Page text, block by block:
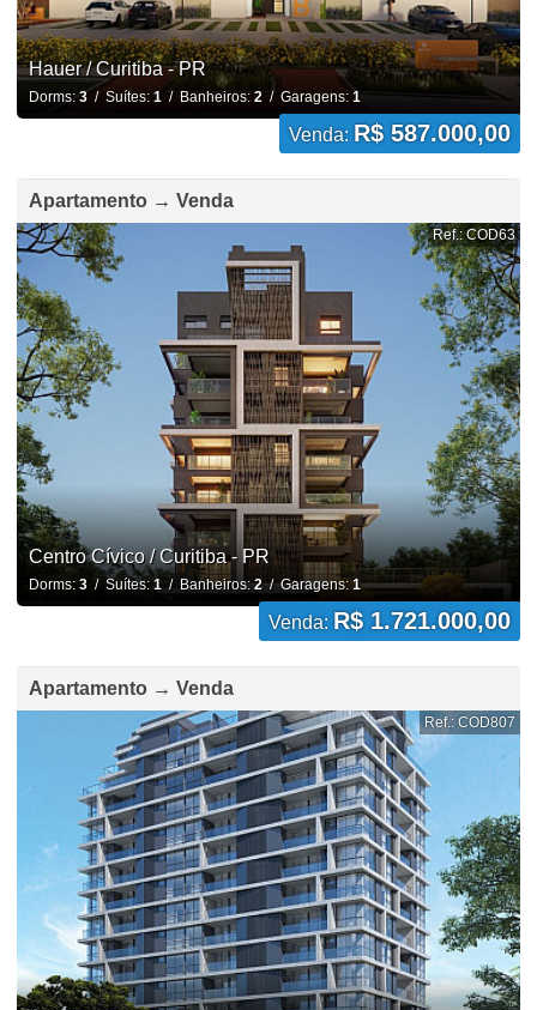
Hauer / Curitiba - PR
Dorms:3/ Suítes: 1/ Banheiros: 2/ Garagens: 1
Venda: R$ 587.000,00
Apartamento → Venda
Ref.: COD63
Centro Cívico / Curitiba - PR
Dorms: 3/ Suítes:1/ Banheiros:2/ Garagens: 1
Venda: R$ 1.721.000,00
Apartamento → Venda
Ref.: COD807